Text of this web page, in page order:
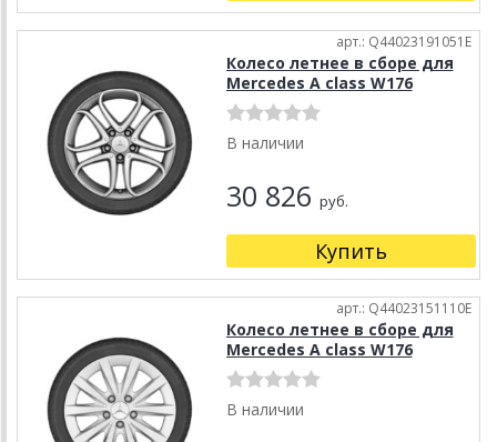
арт.: Q44023191051E
Колесо летнее в сборе для
Mercedes A class W176
В наличии
30 826 руб.
Купить
арт.: Q44023151110E
Колесо летнее в сборе для
Mercedes A class W176
В наличии